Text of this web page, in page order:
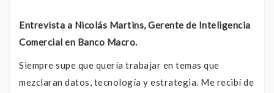
Entrevista a Nicolás Martins, Gerente de Inteligencia
Comercial en Banco Macro.
Siempre supe que quería trabajar en temas que
mezclaran datos, tecnología y estrategia. Me recibí de